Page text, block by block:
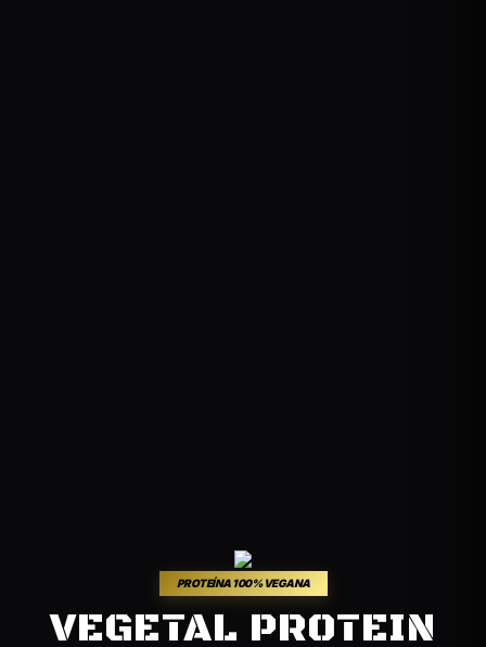
PROTEÍNA 100% VEGANA
VEGETAL PROTEIN